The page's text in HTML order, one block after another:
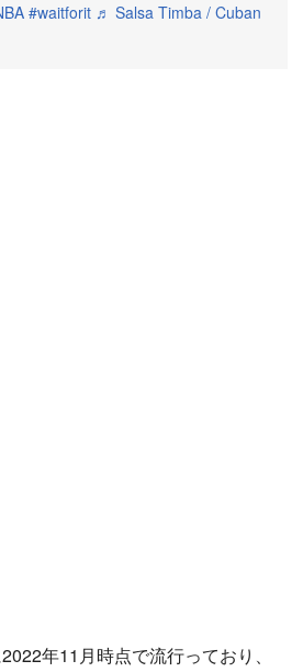
#waitforit ♬ Salsa Timba / Cuban
年11月時点で流行っており、